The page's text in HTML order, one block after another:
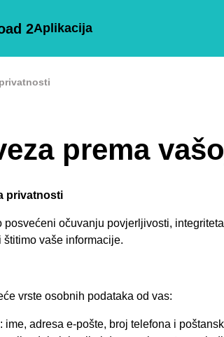
2Aplikacija
prema
privatnosti
posvećeni očuvanju povjerljivosti,
vaše informacije.
vrste osobnih podataka od vas:
ime, adresa e-pošte, broj telefona i